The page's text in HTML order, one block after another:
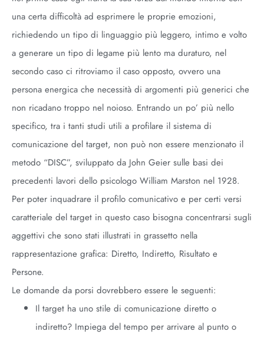
una certa difficoltà ad esprimere le proprie emozioni,
richiedendo un tipo di linguaggio più leggero, intimo e volto
a generare un tipo di legame più lento ma duraturo, nel
secondo caso ci ritroviamo il caso opposto, ovvero una
persona energica che necessità di argomenti più generici che
non ricadano troppo nel noioso. Entrando un po’ più nello
specifico, tra i tanti studi utili a profilare il sistema di
comunicazione del target, non può non essere menzionato il
metodo “DISC”, sviluppato da John Geier sulle basi dei
precedenti lavori dello psicologo William Marston nel 1928.
Per poter inquadrare il profilo comunicativo e per certi versi
caratteriale del target in questo caso bisogna concentrarsi sugli
aggettivi che sono stati illustrati in grassetto nella
rappresentazione grafica: Diretto, Indiretto, Risultato e
Persone.
Le domande da porsi dovrebbero essere le seguenti:
Il target ha uno stile di comunicazione diretto o
indiretto? Impiega del tempo per arrivare al punto o